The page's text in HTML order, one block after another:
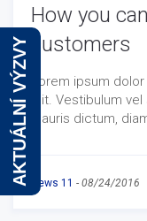
How you
customers
Lorem ipsum
elit. Vestibulum
Mauris dictum,
News 11 - 08/24/2016
AKTUÁLNÍ VÝZVY